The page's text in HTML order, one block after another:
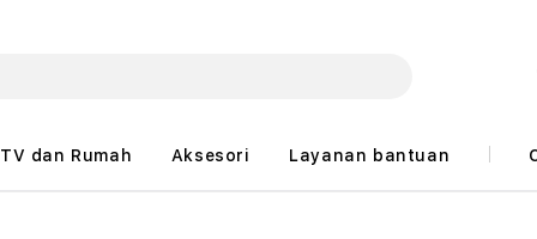
TV dan Rumah Aksesori Layanan bantuan